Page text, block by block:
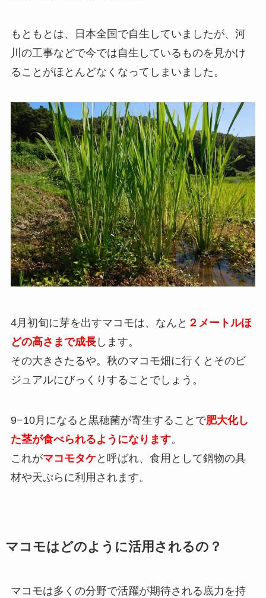
もともとは、日本全国で自生していましたが、河
川の工事などで今では自生しているものを見かけ
ることがほとんどなくなってしまいました。
4月初旬に芽を出すマコモは、なんと ２メートルほ
どの高さまで成長します。
その大きさたるや。秋のマコモ畑に行くとそのビ
ジュアルにびっくりすることでしょう。
9−10月になると黒穂菌が寄生することで肥大化し
た茎が食べられるようになります。
これがマコモタケと呼ばれ、食用として鍋物の具
材や天ぷらに利用されます。
マコモはどのように活用されるの？
マコモは多くの分野で活躍が期待される底力を持